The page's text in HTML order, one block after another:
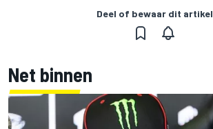
Deel of bewaar dit artikel
Net binnen